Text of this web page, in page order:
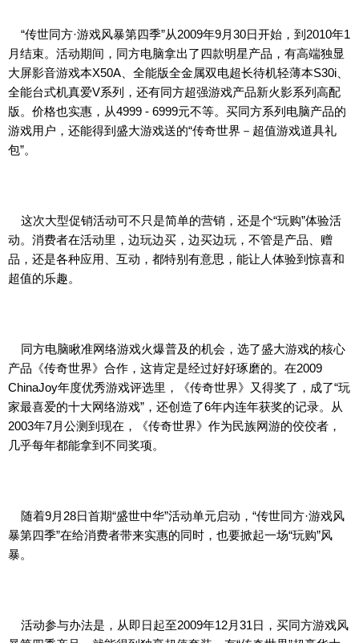
“传世同方·游戏风暴第四季”从2009年9月30日开始，到2010年1
月结束。活动期间，同方电脑拿出了四款明星产品，有高端独显
大屏影音游戏本X50A、全能版全金属双电超长待机轻薄本S30i、
全能台式机真爱V系列，还有同方超强游戏产品新火影系列高配
版。价格也实惠，从4999 - 6999元不等。买同方系列电脑产品的
游戏用户，还能得到盛大游戏送的“传奇世界－超值游戏道具礼
包”。
这次大型促销活动可不只是简单的营销，还是个“玩购”体验活
动。消费者在活动里，边玩边买，边买边玩，不管是产品、赠
品，还是各种应用、互动，都特别有意思，能让人体验到惊喜和
超值的乐趣。
同方电脑瞅准网络游戏火爆普及的机会，选了盛大游戏的核心
产品《传奇世界》合作，这肯定是经过好好琢磨的。在2009
ChinaJoy年度优秀游戏评选里，《传奇世界》又得奖了，成了“玩
家最喜爱的十大网络游戏”，还创造了6年内连年获奖的记录。从
2003年7月公测到现在，《传奇世界》作为民族网游的佼佼者，
几乎每年都能拿到不同奖项。
随着9月28日首期“盛世中华”活动单元启动，“传世同方·游戏风
暴第四季”在给消费者带来实惠的同时，也要掀起一场“玩购”风
暴。
活动参与办法是，从即日起至2009年12月31日，买同方游戏风